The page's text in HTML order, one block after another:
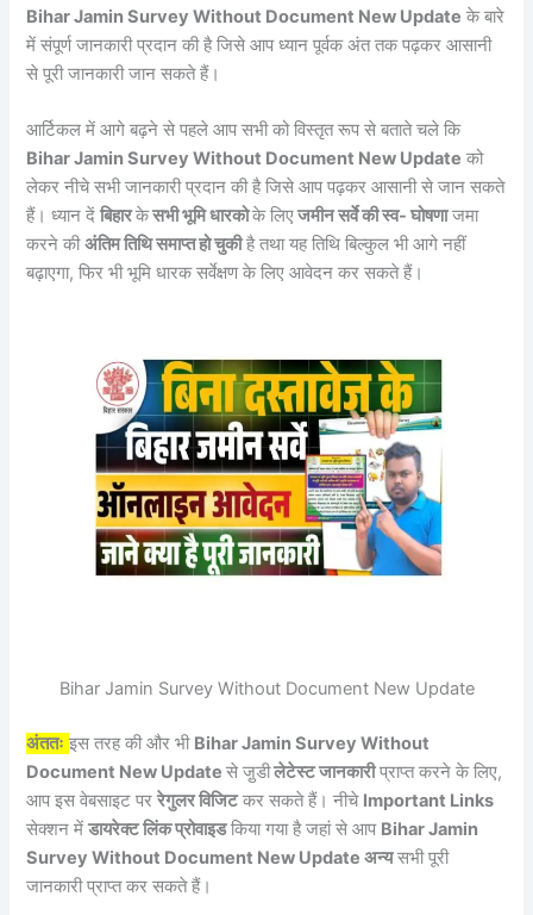
Bihar Jamin Survey Without Document New Update के बारे
में संपूर्ण जानकारी प्रदान की है जिसे आप ध्यान पूर्वक अंत तक पढ़कर आसानी
से पूरी जानकारी जान सकते हैं।
आर्टिकल में आगे बढ़ने से पहले आप सभी को विस्तृत रूप से बताते चले कि
Bihar Jamin Survey Without Document New Update को
लेकर नीचे सभी जानकारी प्रदान की है जिसे आप पढ़कर आसानी से जान सकते
हैं। ध्यान देंबिहारकेसभी भूमि धारकोके लिएजमीन सर्वे की स्व- घोषणाजमा
करने कीअंतिम तिथि समाप्त हो चुकीहै तथा यह तिथि बिल्कुल भी आगे नहीं
बढ़ाएगा, फिर भी भूमि धारक सर्वेक्षण के लिए आवेदन कर सकते हैं।
Bihar Jamin Survey Without Document New Update
अंततः इस तरह की और भी Bihar Jamin Survey Without
Document New Updateसे जु़डीलेटेस्ट जानकारीप्राप्त करने के लिए,
आप इस वेबसाइट पररेगुलर विजिटकर सकते हैं। नीचे Important Links
सेक्शन मेंडायरेक्ट लिंक प्रोवाइडकिया गया है जहां से आप Bihar Jamin
Survey Without Document New Update अन्यसभी पूरी
जानकारी प्राप्त कर सकते हैं।